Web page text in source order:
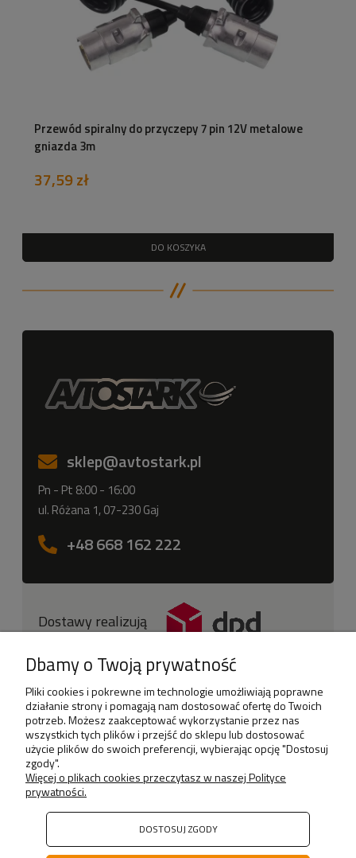
Przewód spiralny do przyczepy 7 pin 12V metalowe
gniazda 3m
37,59 zł
DO KOSZYKA
sklep@avtostark.pl
Pn - Pt 8:00 - 16:00
ul. Różana 1, 07-230 Gaj
+48 668 162 222
Dostawy realizują
Sklep
Moje konto
Dbamy o Twoją prywatność
Pliki cookies i pokrewne im technologie umożliwiają poprawne
działanie strony i pomagają nam dostosować ofertę do Twoich
potrzeb. Możesz zaakceptować wykorzystanie przez nas
wszystkich tych plików i przejść do sklepu lub dostosować
użycie plików do swoich preferencji, wybierając opcję "Dostosuj
zgody".
Więcej o plikach cookies przeczytasz w naszej Polityce
prywatności.
DOSTOSUJ ZGODY